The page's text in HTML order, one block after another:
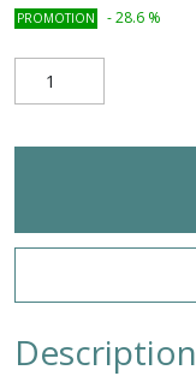
PROMOTION -28.6 %
Description